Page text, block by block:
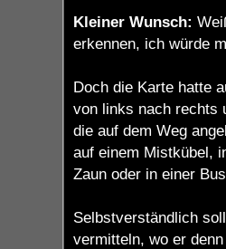
Kleiner Wunsch:
erkennen, ich würde
Doch die Karte hatte
von links nach rechts
die auf dem Weg
auf einem Mistkübel,
Zaun oder in einer
Selbstverständlich
vermitteln, wo er